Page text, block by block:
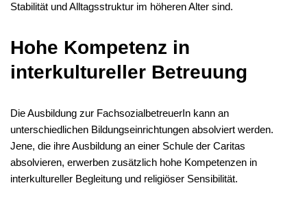
Stabilität und Alltagsstruktur im höheren Alter sind.
Hohe Kompetenz in
interkultureller Betreuung
Die Ausbildung zur FachsozialbetreuerIn kann an
unterschiedlichen Bildungseinrichtungen absolviert werden.
Jene, die ihre Ausbildung an einer Schule der Caritas
absolvieren, erwerben zusätzlich hohe Kompetenzen in
interkultureller Begleitung und religiöser Sensibilität.